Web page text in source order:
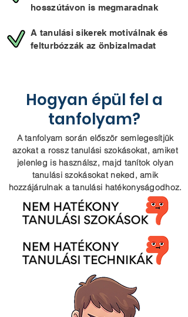
hosszútávon is megmaradnak
A tanulási sikerek motiválnak és
felturbózzák az önbizalmadat
Hogyan épül fel a
tanfolyam?
A tanfolyam során először semlegesítjük
azokat a rossz tanulási szokásokat, amiket
jelenleg is használsz, majd tanítok olyan
tanulási szokásokat neked, amik
hozzájárulnak a tanulási hatékonyságodhoz.